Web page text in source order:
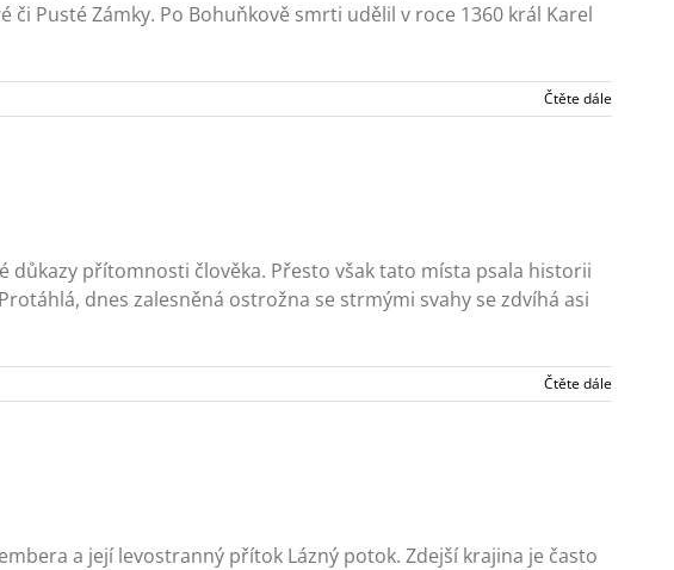
Pusté Zámky. Po Bohuňkově smrti udělil v roce 1360 král Karel
Čtěte dále
přítomnosti člověka. Přesto však tato místa psala historii
dnes zalesněná ostrožna se strmými svahy se zdvíhá asi
Čtěte dále
a její levostranný přítok Lázný potok. Zdejší krajina je často